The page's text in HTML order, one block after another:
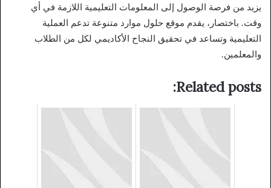
يزيد من فرصة الوصول إلى المعلومات التعليمية اللازمة في أي
وقت. باختصار، يقدم موقع حلول موارد متنوعة تدعم العملية
التعليمية وتساعد في تحقيق النجاح الأكاديمي لكل من الطلاب
والمعلمين.
Related posts: